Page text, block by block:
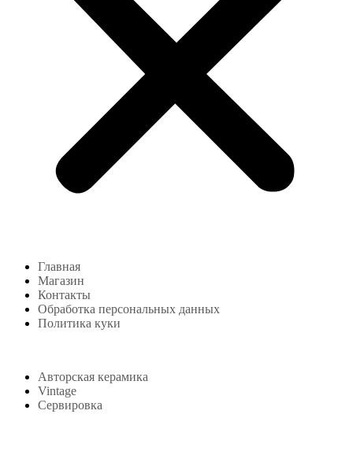
Главная
Магазин
Контакты
Обработка персональных данных
Политика куки
Авторская керамика
Vintage
Сервировка